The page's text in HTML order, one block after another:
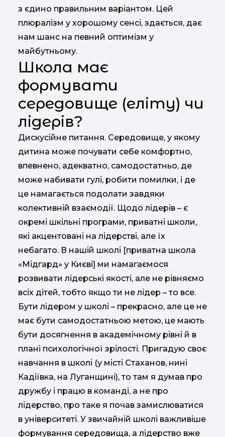
з єдино правильним варіантом. Цей
плюралізм у хорошому сенсі, здається, дає
нам шанс на певний оптимізм у
майбутньому.
Школа має
формувати
середовище (еліту) чи
лідерів?
Дискусійне питання. Середовище, у якому
дитина може почувати себе комфортно,
впевнено, адекватно, самодостатньо, де
може набивати гулі, робити помилки, і де
це намагається подолати завдяки
колективній взаємодії. Щодо лідерів – є
окремі шкільні програми, приватні школи,
які акцентовані на лідерстві, але їх
небагато. В нашій школі [приватна школа
«Мідгард» у Києві] ми намагаємося
розвивати лідерські якості, але не рівняємо
всіх дітей, тобто якщо ти не лідер – то все.
Бути лідером у школі – прекрасно, але це не
має бути самодостатньою метою, це мають
бути досягнення в академічному рівні й в
плані психологічної зрілості. Пригадую своє
навчання в школі (у місті Стаханов, нині
Кадіївка, на Луганщині), то там я думав про
дружбу і працю в команді, а не про
лідерство, про таке я почав замислюватися
в університеті. У звичайній школі важливіше
формування середовища, а лідерство вже